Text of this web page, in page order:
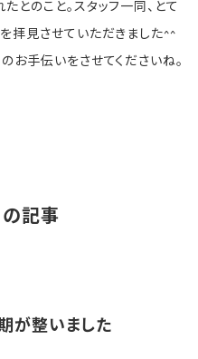
とのこと。スタッフ一同、とて
拝見させていただきました^^
お手伝いをさせてくださいね。
の記事
が整いました